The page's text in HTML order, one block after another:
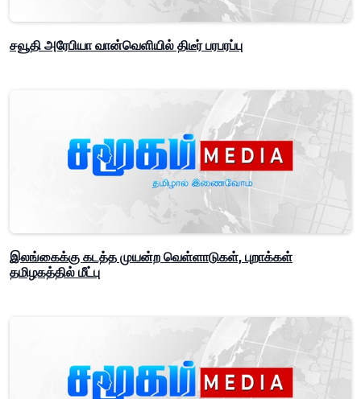
சவூதி அரேபியா வான்வெளியில் திடீர் பரபரப்பு
இலங்கைக்கு கடத்த முயன்ற வெள்ளாடுகள், புறாக்கள்
தமிழகத்தில் மீட்பு